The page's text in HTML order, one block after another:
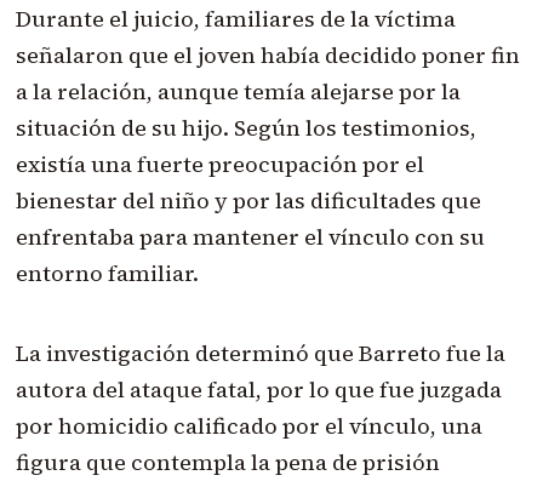
Durante el juicio, familiares de la víctima
señalaron que el joven había decidido poner fin
a la relación, aunque temía alejarse por la
situación de su hijo. Según los testimonios,
existía una fuerte preocupación por el
bienestar del niño y por las dificultades que
enfrentaba para mantener el vínculo con su
entorno familiar.
La investigación determinó que Barreto fue la
autora del ataque fatal, por lo que fue juzgada
por homicidio calificado por el vínculo, una
figura que contempla la pena de prisión